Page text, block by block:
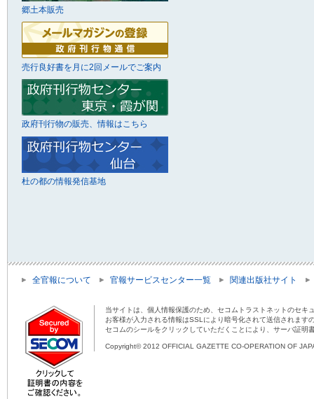
郷土本販売
売行良好書を月に2回メールでご案内
政府刊行物の販売、情報はこちら
杜の都の情報発信基地
全官報について 官報サービスセンター一覧 関連出版社サイト
当サイトは、個人情報保護のため、セコムトラストネットのセキ
お客様が入力される情報はSSLにより暗号化されて送信されま
セコムのシールをクリックしていただくことにより、サーバ証明
Copyright© 2012 OFFICIAL GAZETTE CO-OPERATION OF